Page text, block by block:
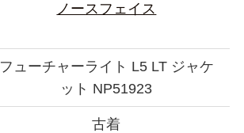
ノースフェイス
フューチャーライト L5 LT ジャケ
ット NP51923
古着